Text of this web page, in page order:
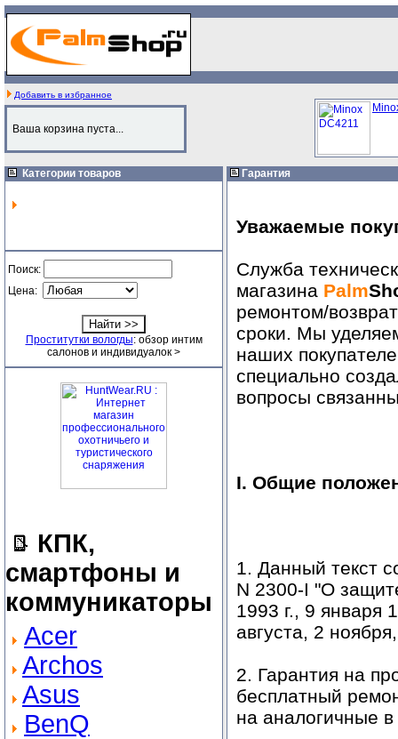
Добавить в избранное
Ваша корзина пуста...
Категории товаров
Поиск:
Цена:
Проститутки вологды: обзор интим
салонов и индивидуалок >
КПК,
смартфоны и
коммуникаторы
Acer
Archos
Asus
BenQ
Гарантия
Уважаемые
Служба
магазина Palm
ремонтом/
сроки. Мы
наших
специально
вопросы
I. Общие
1. Данный текст
N 2300-I "О
1993 г., 9 января
августа, 2
2. Гарантия на
бесплатный
на аналогичные